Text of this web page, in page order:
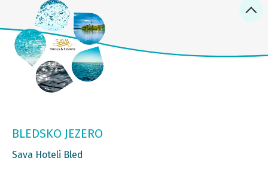
BLEDSKO JEZERO
Sava Hoteli Bled